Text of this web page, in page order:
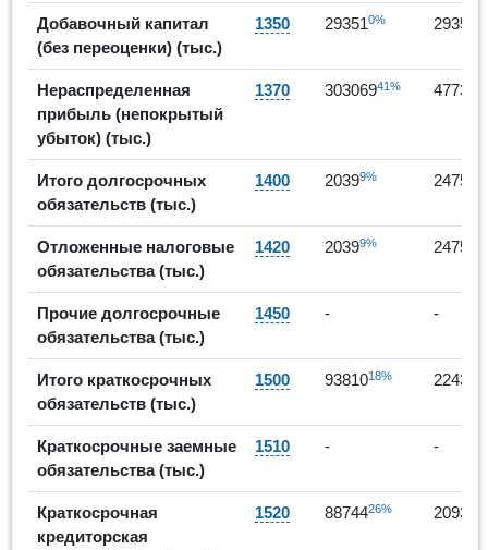
Добавочный капитал
(без переоценки) (тыс.)
1350 293510% 29351
Нераспределенная
прибыль (непокрытый
убыток) (тыс.)
1370 30306941% 477306
Итого долгосрочных
обязательств (тыс.)
1400 20399% 2475
Отложенные налоговые
обязательства (тыс.)
1420 20399% 2475
Прочие долгосрочные
обязательства (тыс.)
1450 - -
Итого краткосрочных
обязательств (тыс.)
1500 9381018% 224341
Краткосрочные заемные
обязательства (тыс.)
1510 - -
Краткосрочная
кредиторская
1520 8874426% 209379